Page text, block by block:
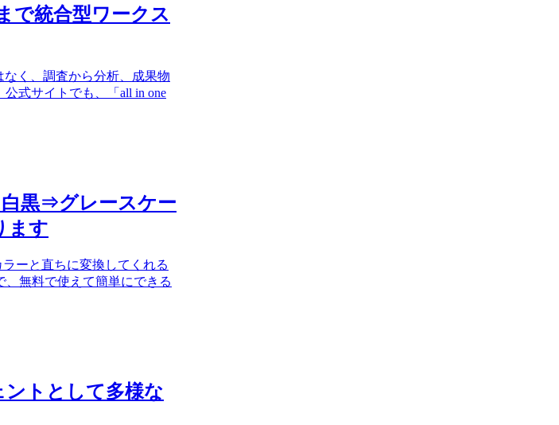
で統合型ワークス
く、調査から分析、成果物
式サイトでも、「all in one
白黒⇒グレースケー
ます
ーと直ちに変換してくれる
無料で使えて簡単にできる
トとして多様な